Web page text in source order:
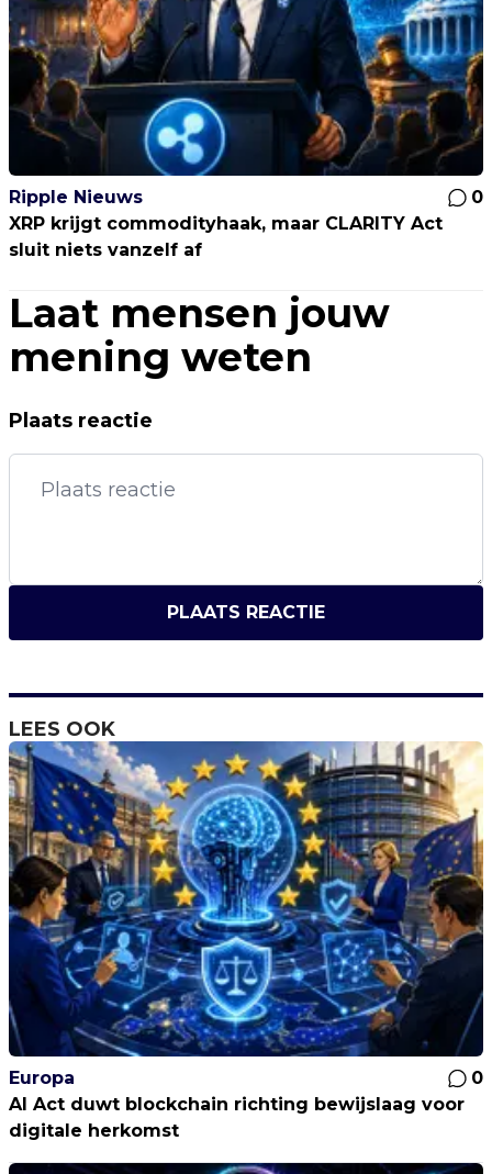
Ripple Nieuws
0
XRP krijgt commodityhaak, maar CLARITY Act
sluit niets vanzelf af
Laat mensen jouw
mening weten
Plaats reactie
PLAATS REACTIE
LEES OOK
Europa
0
AI Act duwt blockchain richting bewijslaag voor
digitale herkomst